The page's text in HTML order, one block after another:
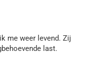
me weer levend. Zij
last.